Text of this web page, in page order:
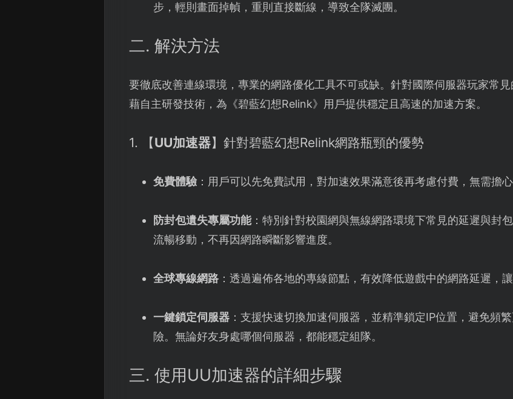
步，輕則畫面掉幀，重則直接斷線，導致全隊滅團。
二. 解決方法
要徹底改善連線環境，專業的網路優化工具不可或缺。針對國際伺服器玩家常
藉自主研發技術，為《碧藍幻想Relink》用戶提供穩定且高速的加速方案。
1. 【UU加速器】針對碧藍幻想Relink網路瓶頸的優勢
免費體驗：用戶可以先免費試用，對加速效果滿意後再考慮付費，無需擔心
防封包遺失專屬功能：特別針對校園網與無線網路環境下常見的延遲與封
流暢移動，不再因網路瞬斷影響進度。
全球專線網路：透過遍佈各地的專線節點，有效降低遊戲中的網路延遲，
一鍵鎖定伺服器：支援快速切換加速伺服器，並精準鎖定IP位置，避免頻
險。無論好友身處哪個伺服器，都能穩定組隊。
三. 使用UU加速器的詳細步驟